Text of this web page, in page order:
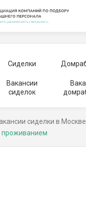
Сиделки
Вакансии
сиделок
сиделки в Москве